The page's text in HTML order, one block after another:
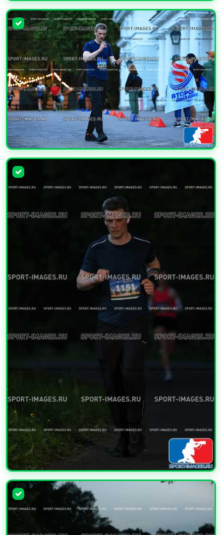
УВЕЛИЧИТЬ
УВЕЛИЧИТЬ
УВЕЛИЧИТЬ